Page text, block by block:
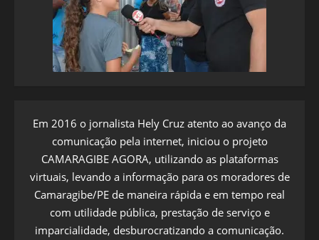
Em 2016 o jornalista Hely Cruz atento ao avanço da
comunicação pela internet, iniciou o projeto
CAMARAGIBE AGORA, utilizando as plataformas
virtuais, levando a informação para os moradores de
Camaragibe/PE de maneira rápida e em tempo real
com utilidade pública, prestação de serviço e
imparcialidade, desburocratizando a comunicação.